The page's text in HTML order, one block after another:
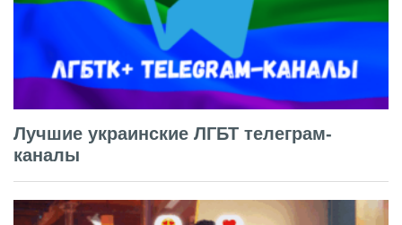
Лучшие украинские ЛГБТ телеграм-
каналы